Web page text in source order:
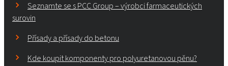
Seznamte se s PCC Group – výrobci farmaceutických
surovin
Přísady a přísady do betonu
Kde koupit komponenty pro polyuretanovou pěnu?